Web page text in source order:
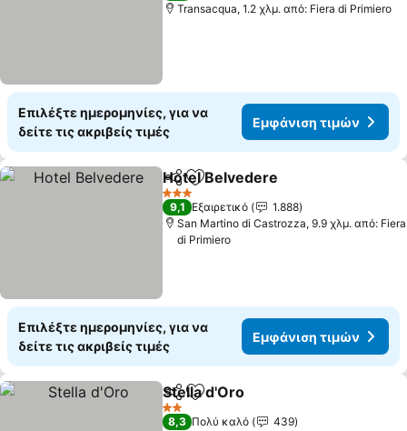
Transacqua, 1.2 χλμ. από: Fiera di Primiero
Επιλέξτε ημερομηνίες, για να
δείτε τις ακριβείς τιμές
Εμφάνιση τιμών
Κοινοποίηση
Προσθήκη στα αγαπημένα
Hotel Belvedere
3 Αστέρια
9,1 Εξαιρετικό
1.888
San Martino di Castrozza, 9.9 χλμ. από: Fiera
di Primiero
Επιλέξτε ημερομηνίες, για να
δείτε τις ακριβείς τιμές
Εμφάνιση τιμών
Κοινοποίηση
Προσθήκη στα αγαπημένα
Stella d'Oro
2 Αστέρια
8,3 Πολύ καλό 439